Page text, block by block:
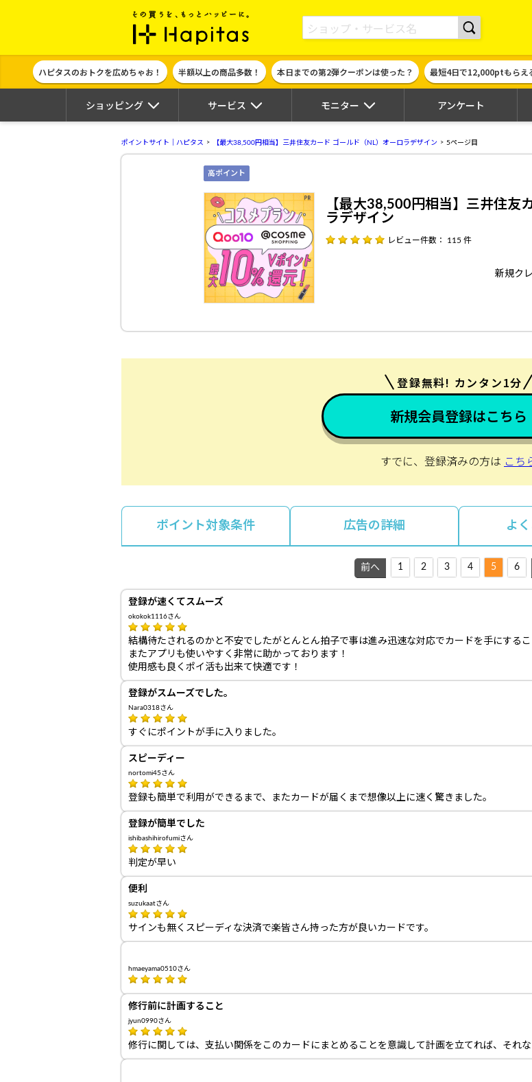
ポイント貯めて現金やギフト券に交換できるポイントサイト | ハピタス
ハピタスのおトクを広めちゃお！ 半額以上の商品多数！ 本日までの第2弾クーポンは使った？ 最短4日で12,000ptもらえ
ショッピング サービス モニター アンケート
ポイントサイト｜ハピタス 【最大38,500円相当】三井住友カード ゴールド（NL）オーロラデザイン 5ページ目
高ポイント
【最大38,500円相当】三井住友
ラデザイン
レビュー件数： 115 件
新規ク
登録無料! カンタン1分
新規会員登録はこちら
すでに、登録済みの方は こち
ポイント対象条件 広告の詳細 よ
前へ 1 2 3 4 5 6
登録が速くてスムーズ
okokok1116さん
結構待たされるのかと不安でしたがとんとん拍子で事は進み迅速な対応でカードを手にするこ
またアプリも使いやすく非常に助かっております！
使用感も良くポイ活も出来て快適です！
登録がスムーズでした。
Nara0318さん
すぐにポイントが手に入りました。
スピーディー
nortomi45さん
登録も簡単で利用ができるまで、またカードが届くまで想像以上に速く驚きました。
登録が簡単でした
ishibashihirofumiさん
判定が早い
便利
suzukaatさん
サインも無くスピーディな決済で楽皆さん持った方が良いカードです。
hmaeyama0510さん
修行前に計画すること
jyun0990さん
修行に関しては、支払い関係をこのカードにまとめることを意識して計画を立てれば、それな